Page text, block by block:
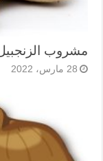
مشروب
28 مارس، 2022